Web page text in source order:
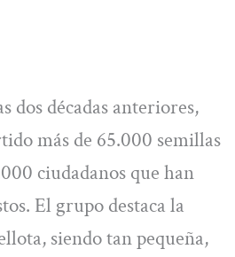
dos décadas anteriores,
más de 65.000 semillas
ciudadanos que han
El grupo destaca la
siendo tan pequeña,